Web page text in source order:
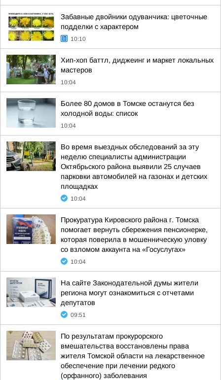
Забавные двойники одуванчика: цветочные
подделки с характером
10:10
Хип-хоп баттл, диджеинг и маркет локальных
мастеров
10:04
Более 80 домов в Томске останутся без
холодной воды: список
10:04
Во время выездных обследований за эту
неделю специалисты администрации
Октябрьского района выявили 25 случаев
парковки автомобилей на газонах и детских
площадках
10:04
Прокуратура Кировского района г. Томска
помогает вернуть сбережения пенсионерке,
которая поверила в мошенническую уловку
со взломом аккаунта на «Госуслугах»
10:04
На сайте Законодательной думы жители
региона могут ознакомиться с отчетами
депутатов
09:51
По результатам прокурорского
вмешательства восстановлены права
жителя Томской области на лекарственное
обеспечение при лечении редкого
(орфанного) заболевания